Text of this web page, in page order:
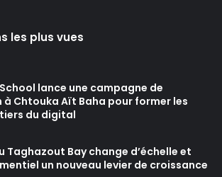
les plus vues
lance une campagne de
Chtouka Aït Baha pour former les
du digital
Taghazout Bay change d’échelle et
un nouveau levier de croissance